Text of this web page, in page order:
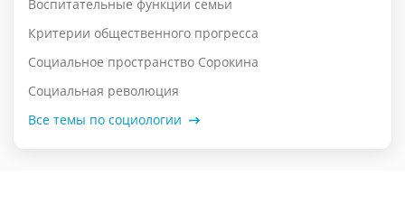
Воспитательные функции семьи
Критерии общественного прогресса
Социальное пространство Сорокина
Социальная революция
Все темы по социологии